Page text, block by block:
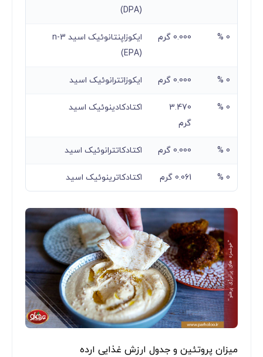
(DPA)
0 % 0.000 گرم
ایکوزاپنتانوئیک اسید n-3
(EPA)
0 % 0.000 گرم ایکوزاتترانوئیک اسید
0 %
3.470
گرم
اکتادکادینوئیک اسید
0 % 0.000 گرم اکتادکاتترانوئیک اسید
0 % 0.061 گرم اکتادکاترینوئیک اسید
میزان پروتئین و جدول ارزش غذایی ارده